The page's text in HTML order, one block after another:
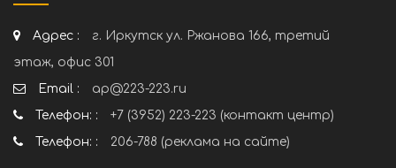
Адрес :
г. Иркутск ул. Ржанова 166, третий
этаж, офис 301
Email :
ap@223-223.ru
Телефон: :
+7 (3952) 223-223 (контакт центр)
Телефон: :
206-788 (реклама на сайте)